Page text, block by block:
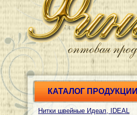
КАТАЛОГ ПРОДУКЦИИ
Нитки швейные Идеал, IDEAL